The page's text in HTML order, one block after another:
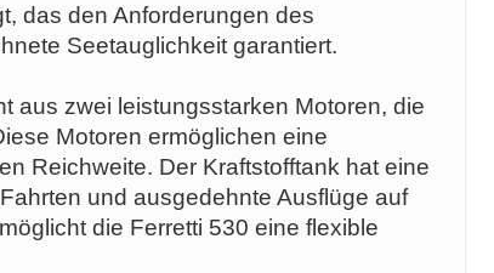
das den Anforderungen des
Seetauglichkeit garantiert.
aus zwei leistungsstarken Motoren, die
Motoren ermöglichen eine
Reichweite. Der Kraftstofftank hat eine
und ausgedehnte Ausflüge auf
die Ferretti 530 eine flexible